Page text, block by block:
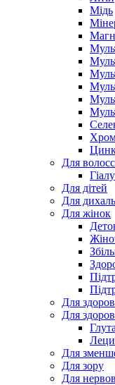
Мідь
Для
Для дітей
Для
Для жінок
Для
Для
Для
Для зору
Для